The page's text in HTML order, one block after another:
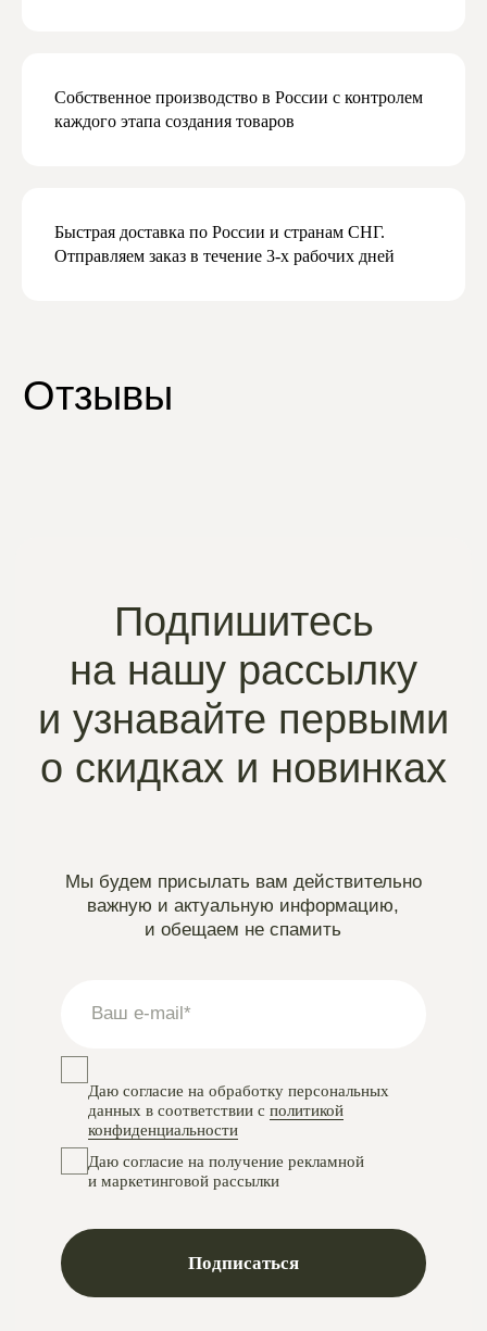
Собственное производство в России с контролем
каждого этапа создания товаров
Быстрая доставка по России и странам СНГ.
Отправляем заказ в течение 3-х рабочих дней